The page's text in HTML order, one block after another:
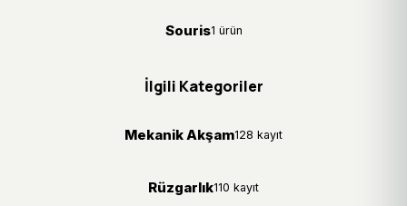
Souris1 ürün
İlgili Kategoriler
Mekanik Akşam128 kayıt
Rüzgarlık110 kayıt